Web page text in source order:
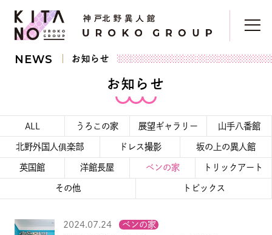
NEWS お知らせ
お知らせ
ALL うろこの家 展望ギャラリー 山手八番館
北野外国人俱楽部 ドレス撮影 坂の上の異人館
英国館 洋館長屋 ベンの家 トリックアート
その他 トピックス
2024.07.24 ベンの家